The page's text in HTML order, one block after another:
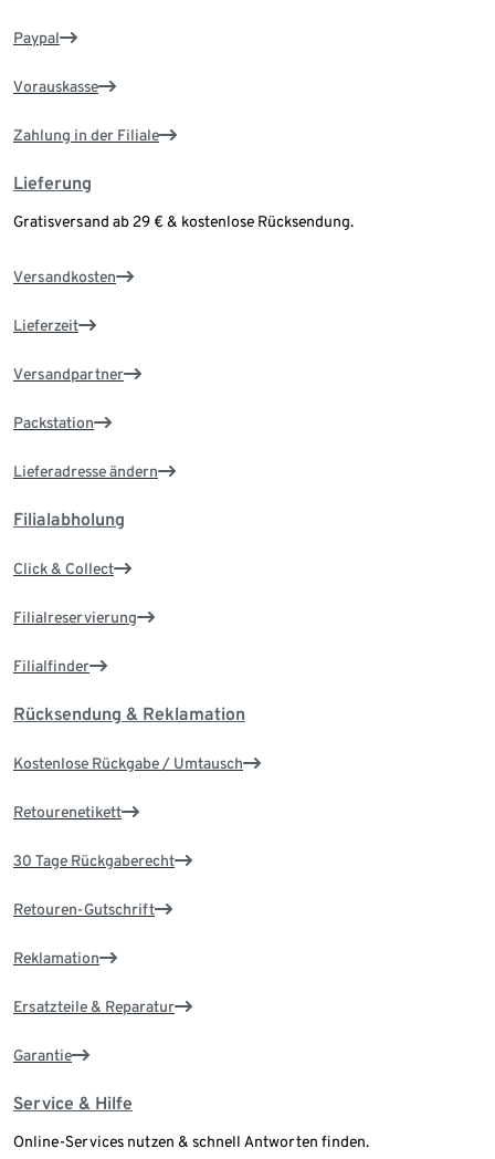
Paypal
Vorauskasse
Zahlung in der Filiale
Lieferung
Gratisversand ab 29 € & kostenlose Rücksendung.
Versandkosten
Lieferzeit
Versandpartner
Packstation
Lieferadresse ändern
Filialabholung
Click & Collect
Filialreservierung
Filialfinder
Rücksendung & Reklamation
Kostenlose Rückgabe / Umtausch
Retourenetikett
30 Tage Rückgaberecht
Retouren-Gutschrift
Reklamation
Ersatzteile & Reparatur
Garantie
Service & Hilfe
Online-Services nutzen & schnell Antworten finden.